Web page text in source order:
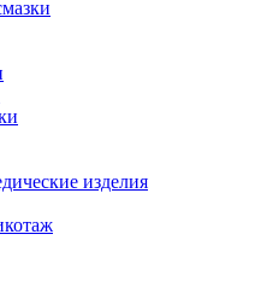
изделия